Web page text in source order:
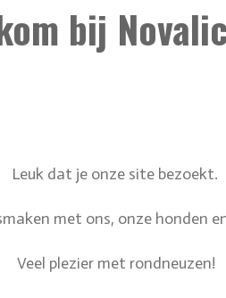
bij
Leuk dat je onze site bezoekt.
met ons, onze honden
Veel plezier met rondneuzen!